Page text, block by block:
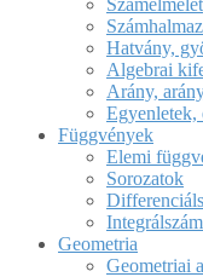
Számelmélet
Hatvány,
Algebrai
Arány,
Egyenletek,
Függvények
Elemi
Sorozatok
Geometria
Geometriai